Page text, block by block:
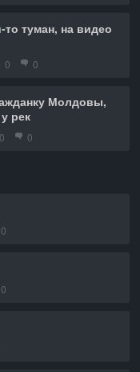
то туман, на видео
0 0
Молдовы,
рек
0 0
0
0